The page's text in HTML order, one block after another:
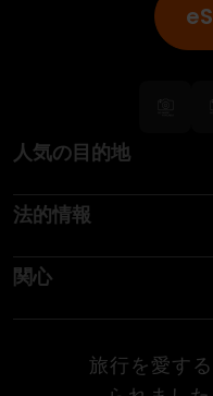
人気の目的地
法的情報
関心
旅行を愛す